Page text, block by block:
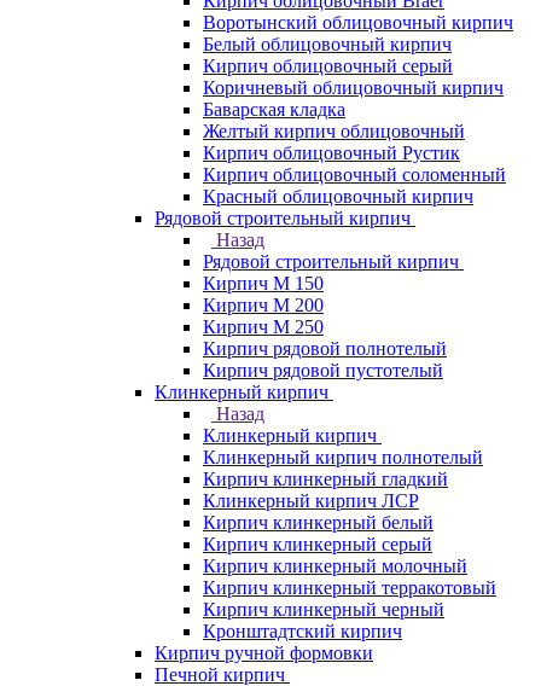
Воротынский облицовочный кирпич
Белый облицовочный кирпич
Кирпич облицовочный серый
Коричневый облицовочный кирпич
Баварская кладка
Желтый кирпич облицовочный
Кирпич облицовочный Рустик
Кирпич облицовочный соломенный
Красный облицовочный кирпич
Рядовой строительный кирпич
Назад
Рядовой строительный кирпич
Кирпич М 150
Кирпич М 200
Кирпич М 250
Кирпич рядовой полнотелый
Кирпич рядовой пустотелый
Клинкерный кирпич
Назад
Клинкерный кирпич
Клинкерный кирпич полнотелый
Кирпич клинкерный гладкий
Клинкерный кирпич ЛСР
Кирпич клинкерный белый
Кирпич клинкерный серый
Кирпич клинкерный молочный
Кирпич клинкерный терракотовый
Кирпич клинкерный черный
Кронштадтский кирпич
Кирпич ручной формовки
Печной кирпич